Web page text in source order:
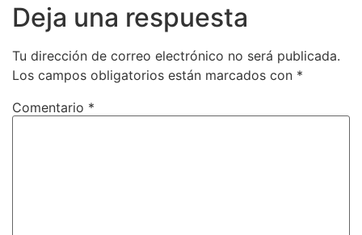
Deja una respuesta
Tu dirección de correo electrónico no será publicada.
Los campos obligatorios están marcados con *
Comentario *